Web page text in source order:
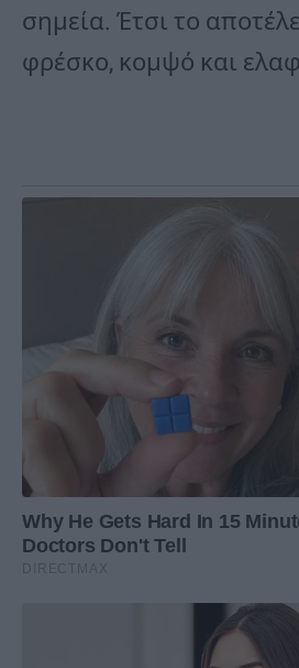
σημεία. Έτσι το
φρέσκο, κομψό και